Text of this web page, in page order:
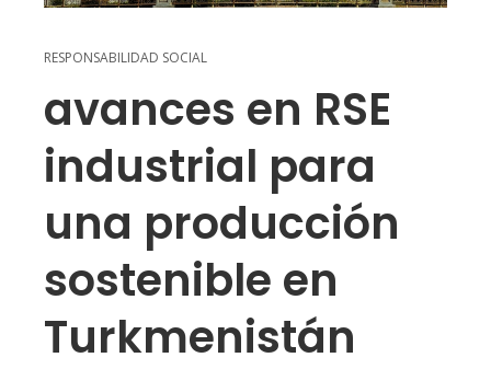
RESPONSABILIDAD SOCIAL
avances en RSE
industrial para
una producción
sostenible en
Turkmenistán